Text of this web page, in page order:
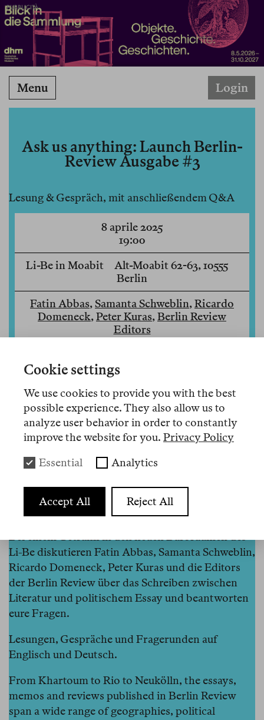
PUBBLICITÀ
Menu Login
Ask us anything: Launch Berlin-
Review Ausgabe #3
Lesung & Gespräch, mit anschließendem Q&A
8 aprile 2025
19:00
Li-Be in Moabit Alt-Moabit 62-63, 10555
Berlin
Fatin Abbas, Samanta Schweblin, Ricardo
Domeneck, Peter Kuras, Berlin Review
Editors
Von Khartoum über Rio nach Neukölln bilden die
in Berlin Review publizierten Essays, Reviews und
Memos eine Vielfalt von geografischen Räumen,
politischen Konflikten und literarischen Genres ab.
Das stellt unsere Autor:innen und die geografisch
Herausforderungen. Zum Launch unseres Reader 3
mit unseren Leser:innen: Ask us anything – wie
funktioniert die Berlin Review?
Bei einem Getränk in den neuen Büroräumen des
Li-Be diskutieren Fatin Abbas, Samanta Schweblin,
Ricardo Domeneck, Peter Kuras und die Editors
der Berlin Review über das Schreiben zwischen
Literatur und politischem Essay und beantworten
eure Fragen.
Lesungen, Gespräche und Fragerunden auf
Englisch und Deutsch.
From Khartoum to Rio to Neukölln, the essays,
memos and reviews published in Berlin Review
span a wide range of geographies, political
Cookie settings
We use cookies to provide you with the best
possible experience. They also allow us to
analyze user behavior in order to constantly
improve the website for you. Privacy Policy
Essential Analytics
Accept All Reject All